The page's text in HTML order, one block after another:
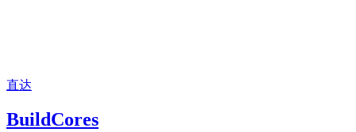
直达
BuildCores